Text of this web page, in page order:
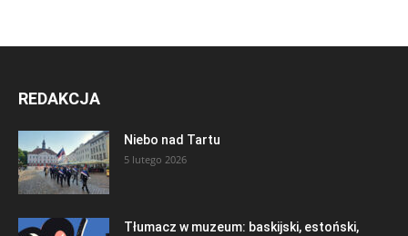
REDAKCJA
Niebo nad Tartu
5 lutego 2026
Tłumacz w muzeum: baskijski, estoński,